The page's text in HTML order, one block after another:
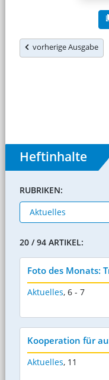
vorherige Ausgabe
Heftinhalte
RUBRIKEN:
20 / 94 ARTIKEL:
Foto des Monats:
Aktuelles, 6 - 7
Kooperation für
Aktuelles, 11